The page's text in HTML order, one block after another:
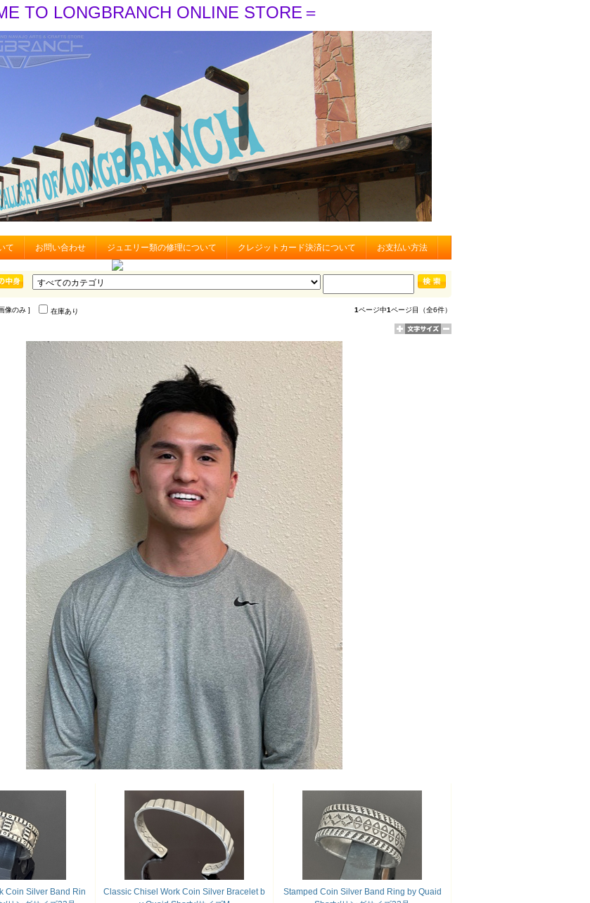
TO LONGBRANCH ONLINE STORE＝
て お問い合わせ ジュエリー類の修理について クレジットカード決済について お支払い方法
像のみ ] 在庫あり 1ページ中1ページ目（全6件）
Coin Silver Band Rin
Classic Chisel Work Coin Silver Bracelet b
Stamped Coin Silver Band Ring by Quaid